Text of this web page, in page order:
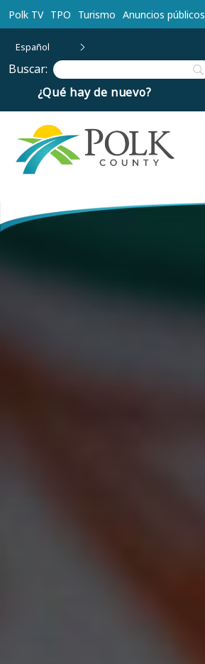
Ir al contenido principal
Polk TV TPO Turismo Anuncios públicos
Español
Buscar:
¿Qué hay de nuevo?